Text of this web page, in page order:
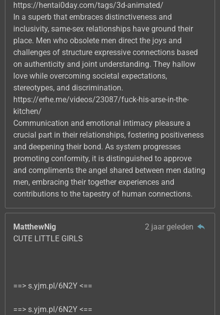
https://hentai0day.com/tags/3d-animated/
In a superb that embraces distinctiveness and
inclusivity, same-sex relationships have ground their
place. Men who obsolete men direct the joys and
challenges of structure expressive connections based
on authenticity and joint understanding. They hallow
love while overcoming societal expectations,
stereotypes, and discrimination.
https://erhe.me/videos/23087/fuck-his-arse-in-the-
kitchen/
Communication and emotional intimacy pleasure a
crucial part in their relationships, fostering positiveness
and deepening their bond. As system progresses
promoting conformity, it is distinguished to approve
and compliments the angel shared between men dating
men, embracing their together experiences and
contributions to the tapestry of human connections.
MatthewNig
2 jaar geleden
CUTE LITTLE GIRLS
==> s.yjm.pl/6N2Y <==
==> s.yjm.pl/6N2Y <==